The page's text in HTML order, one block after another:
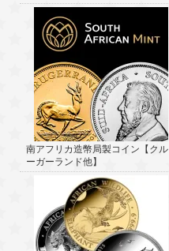
南アフリカ造幣局製コイン【クル
ーガーランド他】